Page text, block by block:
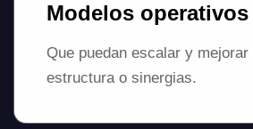
Modelos
Que puedan escalar y
estructura o sinergias.